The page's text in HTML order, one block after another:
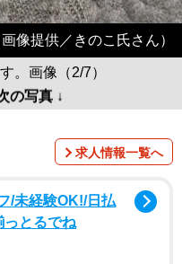
像提供／きのこ氏さん）
。画像（2/7）
の写真 ↓
求人情報一覧へ
/未経験OK!/日払
っとるでね